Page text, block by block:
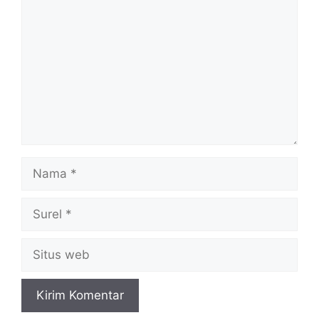
Nama
Surel
Situs
web